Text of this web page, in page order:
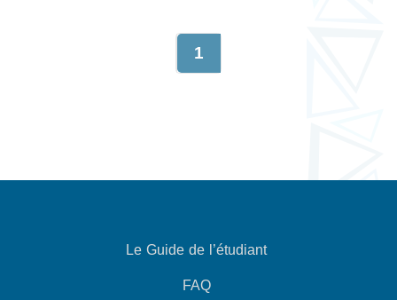
1
Le Guide de l’étudiant
FAQ